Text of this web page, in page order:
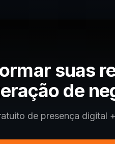
suas
de
de presença digital